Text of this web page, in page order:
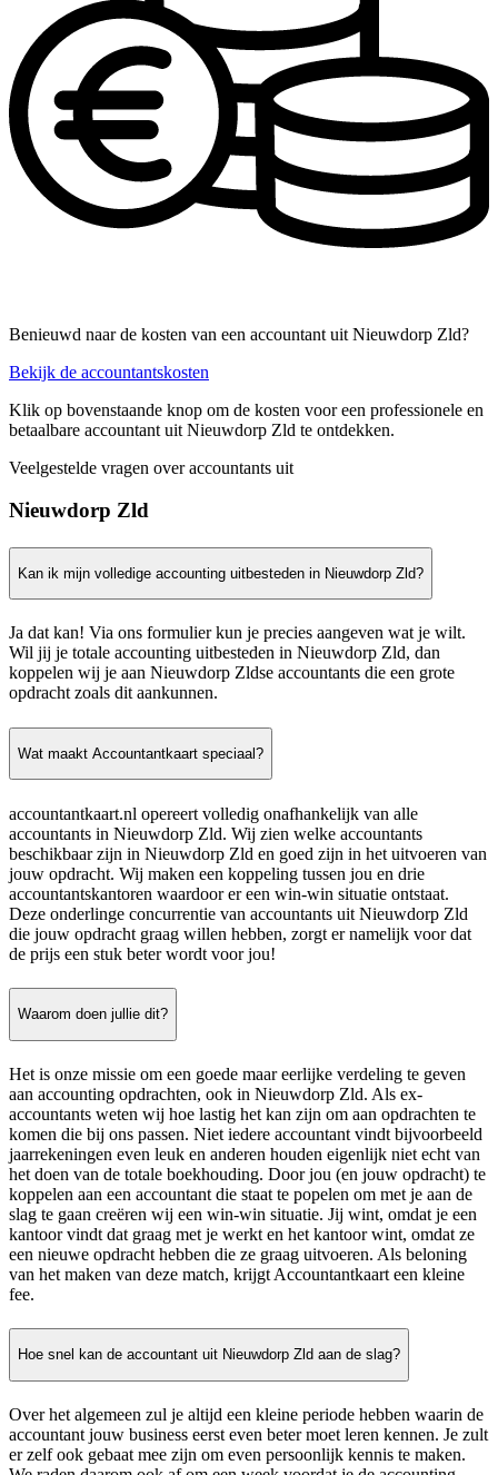
Benieuwd naar de kosten van een accountant uit Nieuwdorp Zld?
Bekijk de accountantskosten
Klik op bovenstaande knop om de kosten voor een professionele en
betaalbare accountant uit Nieuwdorp Zld te ontdekken.
Veelgestelde vragen over accountants uit
Nieuwdorp Zld
Kan ik mijn volledige accounting uitbesteden in Nieuwdorp Zld?
Ja dat kan! Via ons formulier kun je precies aangeven wat je wilt.
Wil jij je totale accounting uitbesteden in Nieuwdorp Zld, dan
koppelen wij je aan Nieuwdorp Zldse accountants die een grote
opdracht zoals dit aankunnen.
Wat maakt Accountantkaart speciaal?
accountantkaart.nl opereert volledig onafhankelijk van alle
accountants in Nieuwdorp Zld. Wij zien welke accountants
beschikbaar zijn in Nieuwdorp Zld en goed zijn in het uitvoeren van
jouw opdracht. Wij maken een koppeling tussen jou en drie
accountantskantoren waardoor er een win-win situatie ontstaat.
Deze onderlinge concurrentie van accountants uit Nieuwdorp Zld
die jouw opdracht graag willen hebben, zorgt er namelijk voor dat
de prijs een stuk beter wordt voor jou!
Waarom doen jullie dit?
Het is onze missie om een goede maar eerlijke verdeling te geven
aan accounting opdrachten, ook in Nieuwdorp Zld. Als ex-
accountants weten wij hoe lastig het kan zijn om aan opdrachten te
komen die bij ons passen. Niet iedere accountant vindt bijvoorbeeld
jaarrekeningen even leuk en anderen houden eigenlijk niet echt van
het doen van de totale boekhouding. Door jou (en jouw opdracht) te
koppelen aan een accountant die staat te popelen om met je aan de
slag te gaan creëren wij een win-win situatie. Jij wint, omdat je een
kantoor vindt dat graag met je werkt en het kantoor wint, omdat ze
een nieuwe opdracht hebben die ze graag uitvoeren. Als beloning
van het maken van deze match, krijgt Accountantkaart een kleine
fee.
Hoe snel kan de accountant uit Nieuwdorp Zld aan de slag?
Over het algemeen zul je altijd een kleine periode hebben waarin de
accountant jouw business eerst even beter moet leren kennen. Je zult
er zelf ook gebaat mee zijn om even persoonlijk kennis te maken.